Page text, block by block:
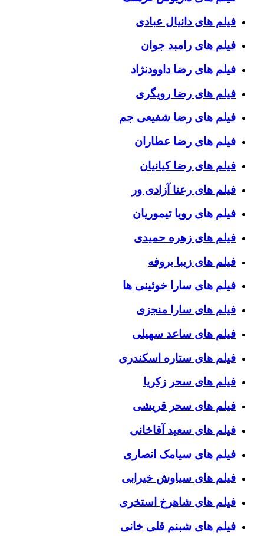
فیلم های دانیال عبادی
فیلم های رامبد جوان
فیلم های رضا داوودنژاد
فیلم های رضا رویگری
فیلم های رضا شفیعی جم
فیلم های رضا عطاران
فیلم های رضا کیانیان
فیلم های رعنا آزادی ور
فیلم های رویا تیموریان
فیلم های زهره حمیدی
فیلم های زیبا بروفه
فیلم های سارا خوئینی ها
فیلم های سارا منجزی
فیلم های ساعد سهیلی
فیلم های ستاره اسکندری
فیلم های سحر زکریا
فیلم های سحر قریشی
فیلم های سعید آقاخانی
فیلم های سیامک انصاری
فیلم های سیاوش خیرابی
فیلم های شاهرخ استخری
فیلم های شبنم قلی خانی